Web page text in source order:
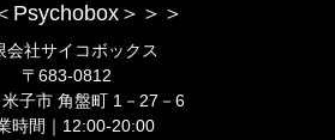
Psychobox＞＞＞
会社サイコボックス
〒683-0812
子市 角盤町 1－27－6
時間｜12:00-20:00